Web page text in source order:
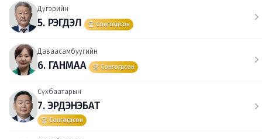
Дүгэрийн
5. РЭГДЭЛ 🏆 Сонгогдсон
Даваасамбуугийн
6. ГАНМАА 🏆 Сонгогдсон
Сүхбаатарын
7. ЭРДЭНЭБАТ
🏆 Сонгогдсон